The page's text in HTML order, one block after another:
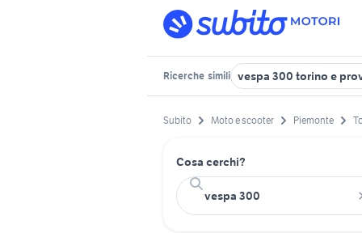
Ricerche simili vespa 300 torino e
Subito Moto e scooter Piemonte
Cosa cerchi?